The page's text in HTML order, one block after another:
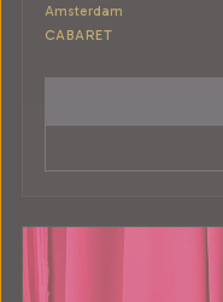
Amsterdam
CABARET